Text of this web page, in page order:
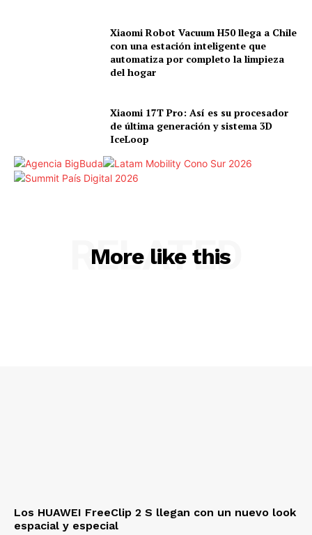
Xiaomi Robot Vacuum H50 llega a Chile
con una estación inteligente que
automatiza por completo la limpieza
del hogar
Xiaomi 17T Pro: Así es su procesador
de última generación y sistema 3D
IceLoop
More like this
RELATED
Los HUAWEI FreeClip 2 S llegan con un nuevo look
espacial y especial